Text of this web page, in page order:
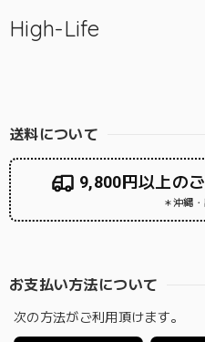
High-Life
送料について
9,800円以上の
＊沖縄
お支払い方法について
次の方法がご利用頂けます。